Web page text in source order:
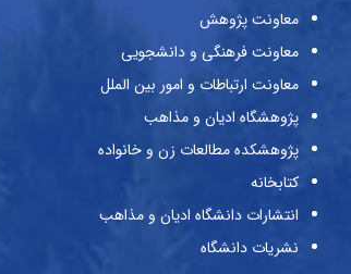
معاونت پژوهش
معاونت فرهنگی و دانشجویی
معاونت ارتباطات و امور بین الملل
پژوهشگاه ادیان و مذاهب
پژوهشکده مطالعات زن و خانواده
کتابخانه
انتشارات دانشگاه ادیان و مذاهب
نشریات دانشگاه